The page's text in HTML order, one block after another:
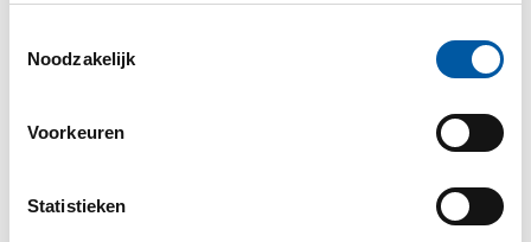
partijen waarmee wij samenwerken vind je in ons
Noodzakelijk
Voorkeuren
Statistieken